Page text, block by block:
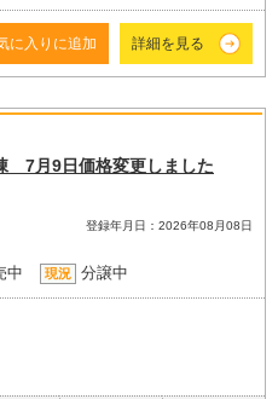
に入りに追加 詳細を見る
7月9日価格変更しました
登録年月日：2026年08月08日
中 現況 分譲中